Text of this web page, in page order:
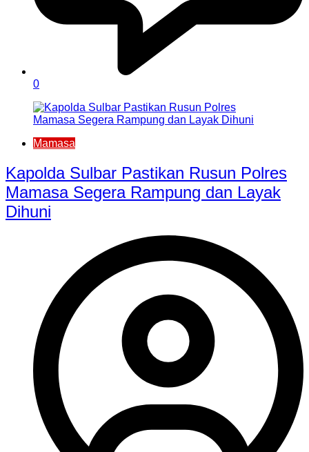
0
Mamasa
Kapolda Sulbar Pastikan Rusun Polres
Mamasa Segera Rampung dan Layak
Dihuni